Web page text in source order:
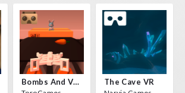
Bombs And Veggies The Cave VR